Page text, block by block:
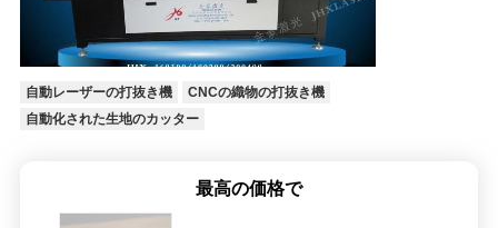
自動レーザーの打抜き機
CNCの織物の打抜き機
自動化された生地のカッター
最高の価格で